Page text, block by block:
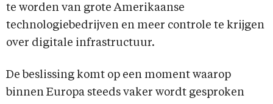
te worden van grote Amerikaanse
technologiebedrijven en meer controle te krijgen
over digitale infrastructuur.
De beslissing komt op een moment waarop
binnen Europa steeds vaker wordt gesproken